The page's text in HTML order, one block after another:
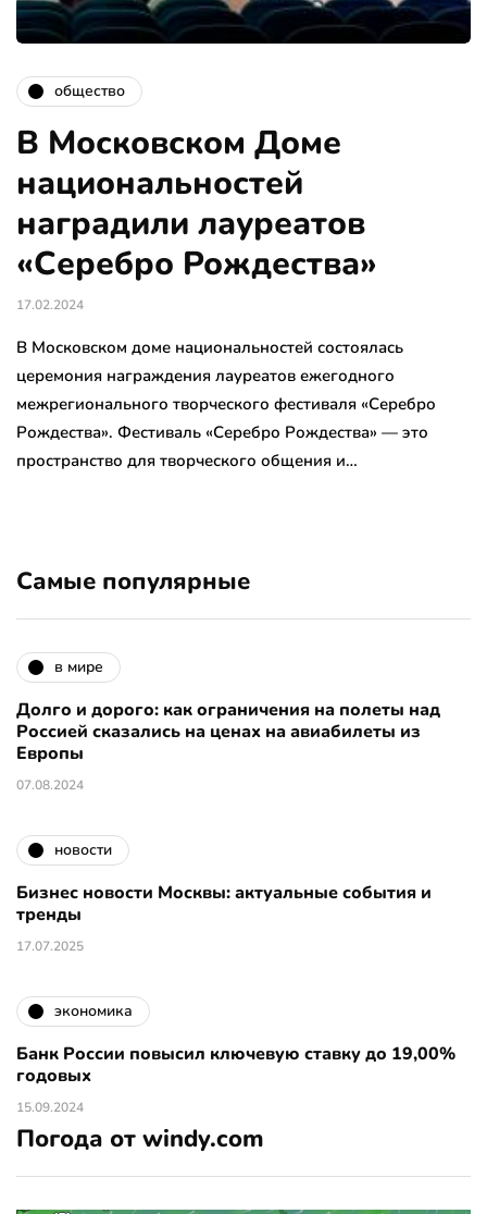
общество
В Московском Доме
национальностей
наградили лауреатов
«Серебро Рождества»
17.02.2024
В Московском доме национальностей состоялась
церемония награждения лауреатов ежегодного
межрегионального творческого фестиваля «Серебро
Рождества». Фестиваль «Серебро Рождества» — это
пространство для творческого общения и…
Самые популярные
в мире
Долго и дорого: как ограничения на полеты над
Россией сказались на ценах на авиабилеты из
Европы
07.08.2024
новости
Бизнес новости Москвы: актуальные события и
тренды
17.07.2025
экономика
Банк России повысил ключевую ставку до 19,00%
годовых
15.09.2024
Погода от windy.com